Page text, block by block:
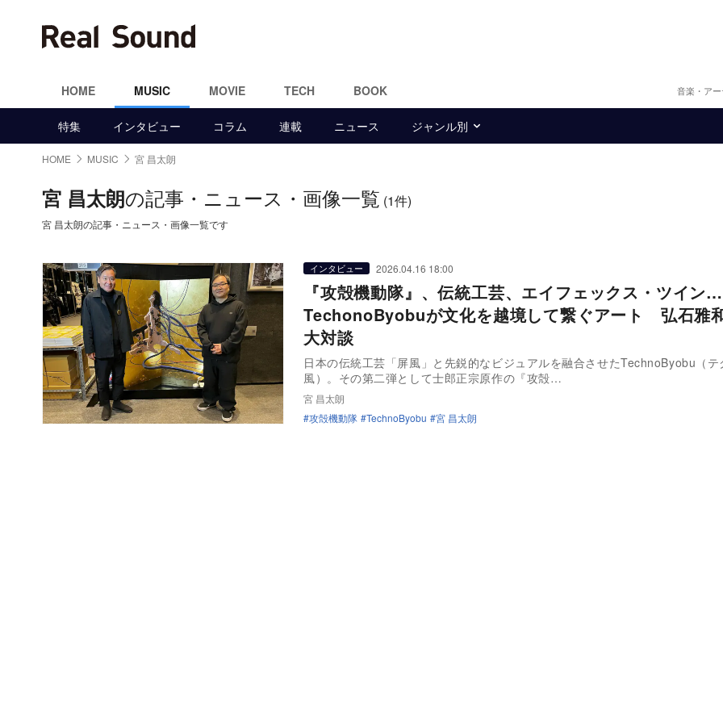
HOME MUSIC MOVIE TECH BOOK 音楽・ア
特集 インタビュー コラム 連載 ニュース ジャンル別
HOME MUSIC 宮 昌太朗
宮 昌太朗の記事・ニュース・画像一覧 (1件)
宮 昌太朗の記事・ニュース・画像一覧です
インタビュー 2026.04.16 18:00
『攻殻機動隊』、伝統工芸、エイフェックス・ツイ
TechonoByobuが文化を越境して繋ぐアート 弘石雅
大対談
日本の伝統工芸「屏風」と先鋭的なビジュアルを融合させたTechnoByobu（テ
風）。その第二弾として士郎正宗原作の『攻殻…
宮 昌太朗
攻殻機動隊
TechnoByobu 宮 昌太朗